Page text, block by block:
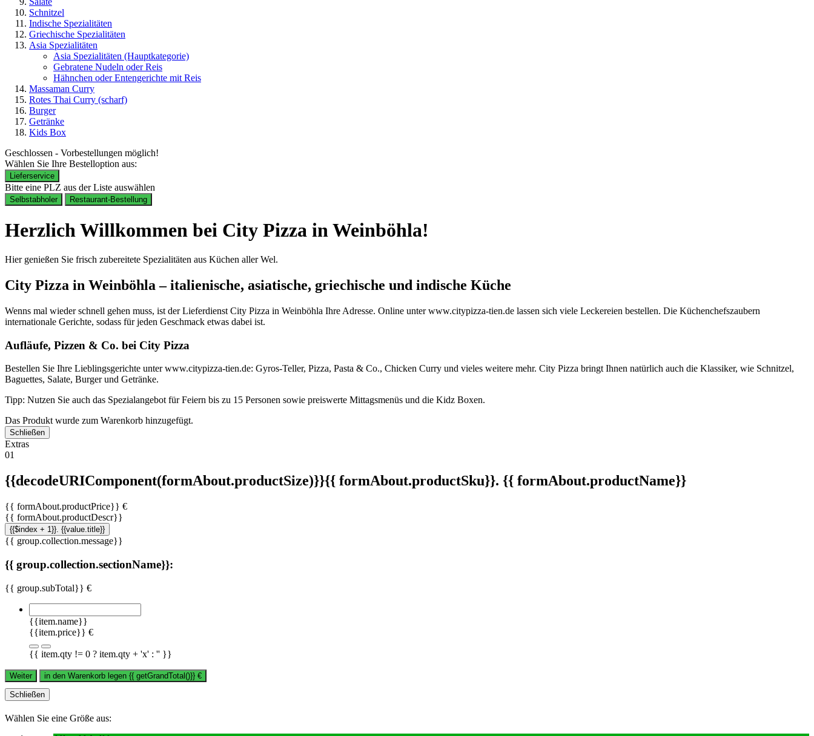
Schnitzel
Indische Spezialitäten
Griechische Spezialitäten
Asia Spezialitäten
Asia Spezialitäten (Hauptkategorie)
Gebratene Nudeln oder Reis
Hähnchen oder Entengerichte mit Reis
Massaman Curry
Rotes Thai Curry (scharf)
Burger
Getränke
Kids Box
Geschlossen - Vorbestellungen möglich!
Wählen Sie Ihre Bestelloption aus:
Lieferservice
Bitte eine PLZ aus der Liste auswählen
Selbstabholer Restaurant-Bestellung
Herzlich Willkommen bei City Pizza in Weinböhla!
Hier genießen Sie frisch zubereitete Spezialitäten aus Küchen aller Wel.
City Pizza in Weinböhla – italienische, asiatische, griechische und indische Küche
Wenns mal wieder schnell gehen muss, ist der Lieferdienst City Pizza in Weinböhla Ihre Adresse. Online unter www.citypizza-tien.de lassen sich viele Leckereien bestellen. Die Küchenchefszaubern
internationale Gerichte, sodass für jeden Geschmack etwas dabei ist.
Aufläufe, Pizzen & Co. bei City Pizza
Bestellen Sie Ihre Lieblingsgerichte unter www.citypizza-tien.de: Gyros-Teller, Pizza, Pasta & Co., Chicken Curry und vieles weitere mehr. City Pizza bringt Ihnen natürlich auch die Klassiker, wie Schnitzel,
Baguettes, Salate, Burger und Getränke.
Tipp: Nutzen Sie auch das Spezialangebot für Feiern bis zu 15 Personen sowie preiswerte Mittagsmenüs und die Kidz Boxen.
Das Produkt wurde zum Warenkorb hinzugefügt.
Schließen
Extras
01
{{decodeURIComponent(formAbout.productSize)}}{{ formAbout.productSku}}. {{ formAbout.productName}}
{{ formAbout.productPrice}} €
{{ formAbout.productDescr}}
{{$index + 1}}. {{value.title}}
{{ group.collection.message}}
{{ group.collection.sectionName}}:
{{ group.subTotal}} €
{{item.name}}
{{item.price}} €
{{ item.qty != 0 ? item.qty + 'x' : '' }}
Weiter in den Warenkorb legen {{ getGrandTotal()}} €
Schließen
Wählen Sie eine Größe aus: